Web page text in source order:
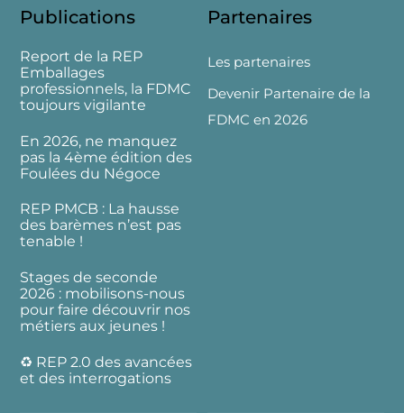
Publications
Report de la REP
Emballages
professionnels, la FDMC
toujours vigilante
En 2026, ne manquez
pas la 4ème édition des
Foulées du Négoce
REP PMCB : La hausse
des barèmes n’est pas
tenable !
Stages de seconde
2026 : mobilisons-nous
pour faire découvrir nos
métiers aux jeunes !
♻️ REP 2.0 des avancées
et des interrogations
Partenaires
Les partenaires
Devenir Partenaire de la
FDMC en 2026